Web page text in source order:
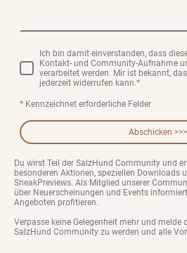
Ich bin damit einverstanden, dass
Kontakt- und Community-Aufnahme
verarbeitet werden. Mir ist bekannt,
jederzeit widerrufen kann.*
* Kennzeichnet erforderliche Felder
Abschicken >>>
Du wirst Teil der SalzHund Community und
besonderen Aktionen, speziellen Downloads
SneakPreviews. Als Mitglied unserer
über Neuerscheinungen und Events
Angeboten profitieren.
Verpasse keine Gelegenheit mehr und melde
SalzHund Community zu werden und alle